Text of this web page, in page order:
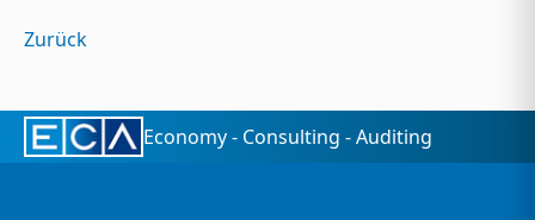
Zurück
Economy - Consulting - Auditing